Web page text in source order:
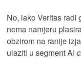
No, iako Veritas radi
nema namjeru
obzirom na ranije
ulaziti u segment AI